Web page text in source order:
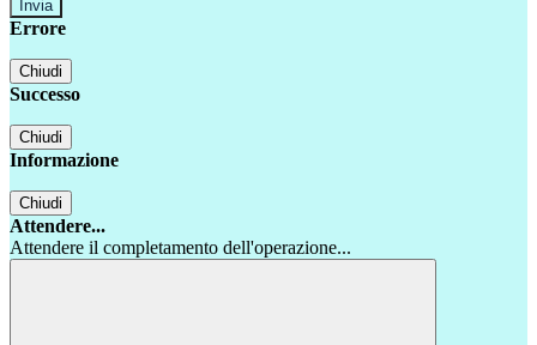
Errore
Chiudi
Successo
Chiudi
Informazione
Chiudi
Attendere...
Attendere il completamento dell'operazione...